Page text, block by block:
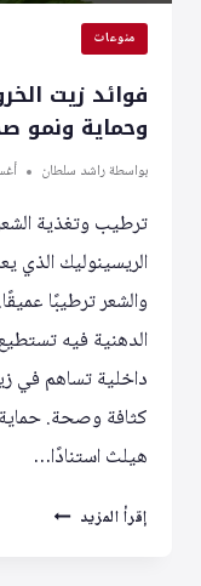
منوعات
فوائد زيت
وحماية ونمو
بواسطةراشد سلطان
ترطيب وتغذية
الريسينوليك الذي
والشعر ترطيبًا
الدهنية فيه
داخلية تساهم في
كثافة وصحة.
هيلث استنادًا…
إقرأ المزيد فوائد